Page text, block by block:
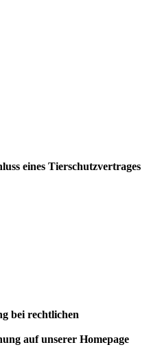
eines Tierschutzvertrages
bei rechtlichen
auf unserer Homepage